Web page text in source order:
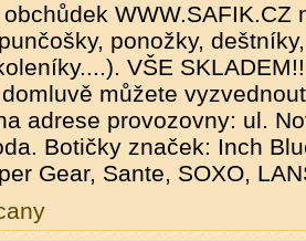
WWW.SAFIK.CZ
ponožky,
VŠE
můžete
adrese provozovny: ul.
Botičky značek: Inch
Gear, Sante, SOXO,